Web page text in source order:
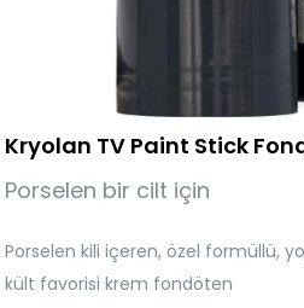
Kryolan TV Paint Stick
Porselen bir cilt için
Porselen kili içeren, özel formüllü,
kült favorisi krem fondöten